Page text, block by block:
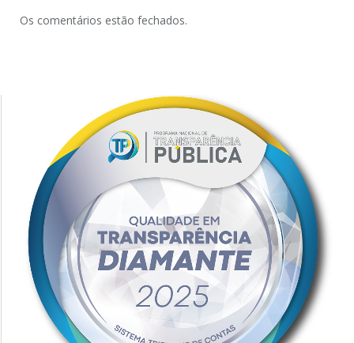
Os comentários estão fechados.